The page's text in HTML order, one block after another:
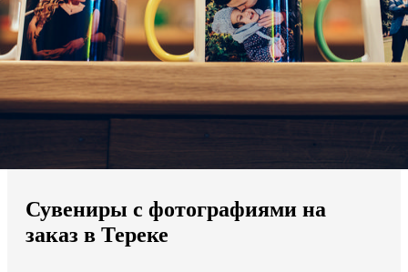
Мы доставляем по всему миру
Продолжить без города
Сувениры с фотографиями на
заказ в Тереке